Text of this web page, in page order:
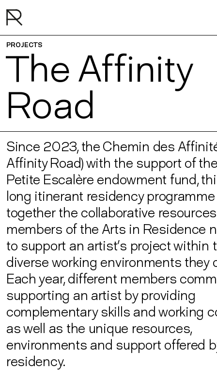
PROJECTS
The Affinity
Road
Since 2023, the Chemin des
Affinity Road) with the support of
Petite Escalère endowment fund,
long itinerant residency
together the collaborative
members of the Arts in Residence
to support an artist’s project within
diverse working environments they
Each year, different members
supporting an artist by providing
complementary skills and working
as well as the unique resources,
environments and support offered
residency.